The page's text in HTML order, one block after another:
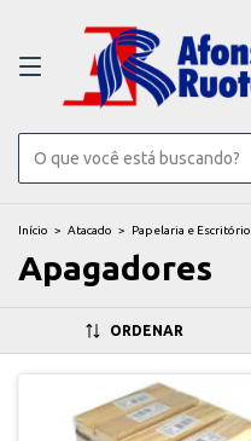
Início > Atacado > Papelaria e Escritório
Apagadores
ORDENAR